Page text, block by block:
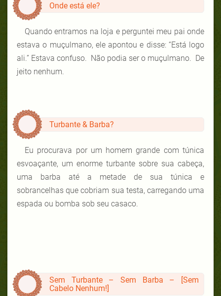
Onde está ele?
Quando entramos na loja e perguntei meu pai onde
estava o muçulmano, ele apontou e disse: “Está logo
ali.” Estava confuso. Não podia ser o muçulmano. De
jeito nenhum.
Turbante & Barba?
Eu procurava por um homem grande com túnica
esvoaçante, um enorme turbante sobre sua cabeça,
uma barba até a metade de sua túnica e
sobrancelhas que cobriam sua testa, carregando uma
espada ou bomba sob seu casaco.
Sem Turbante – Sem Barba – [Sem
Cabelo Nenhum!]